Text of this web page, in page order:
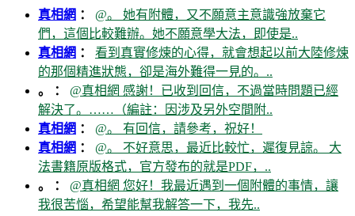
真相網 ： @。 她有附體，又不願意主意識強放棄它
們，這個比較難辦。她不願意學大法，即使是..
真相網 ： 看到真實修煉的心得，就會想起以前大陸修煉
的那個精進狀態，卻是海外難得一見的。..
。 ： @真相網 感謝！已收到回信，不過當時問題已經
解決了。……（編註：因涉及另外空間附..
真相網 ： @。 有回信，請參考，祝好！
真相網 ： @。 不好意思，最近比較忙，遲復見諒。 大
法書籍原版格式，官方發布的就是PDF，..
。 ： @真相網 您好！我最近遇到一個附體的事情，讓
我很苦惱，希望能幫我解答一下，我先..